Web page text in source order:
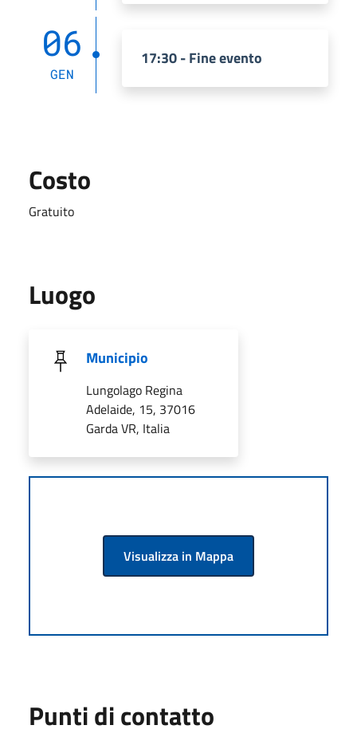
06
GEN
17:30 - Fine evento
Costo
Gratuito
Luogo
Municipio
Lungolago Regina
Adelaide, 15, 37016
Garda VR, Italia
Visualizza in Mappa
Punti di contatto